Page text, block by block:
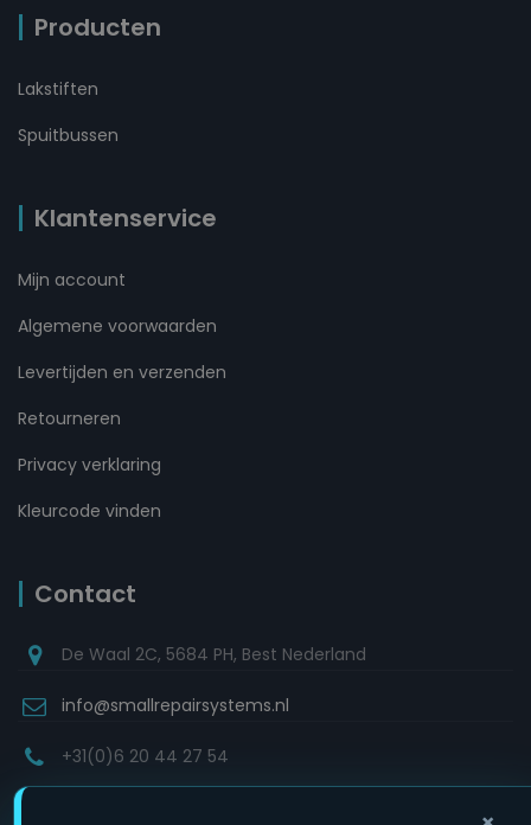
Producten
Lakstiften
Spuitbussen
Klantenservice
Mijn account
Algemene voorwaarden
Levertijden en verzenden
Retourneren
Privacy verklaring
Kleurcode vinden
Contact
De Waal 2C, 5684 PH, Best Nederland
info@smallrepairsystems.nl
+31(0)6 20 44 27 54